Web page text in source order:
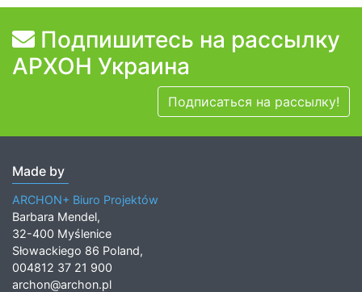
Подпишитесь на рассылку
АРХОН Украина
Подписаться на рассылку!
Made by
ARCHON+ Biuro Projektów
Barbara Mendel,
32-400 Myślenice
Słowackiego 86 Poland,
004812 37 21 900
archon@archon.pl